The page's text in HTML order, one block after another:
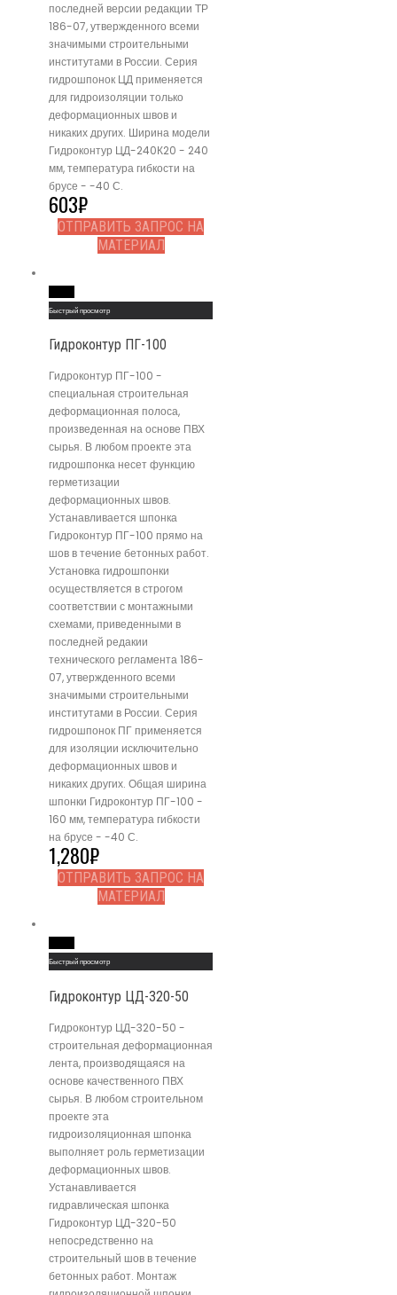
последней версии редакции ТР
186-07, утвержденного всеми
значимыми строительными
институтами в России. Серия
гидрошпонок ЦД применяется
для гидроизоляции только
деформационных швов и
никаких других. Ширина модели
Гидроконтур ЦД-240К20 - 240
мм, температура гибкости на
брусе - -40 С.
603₽
ОТПРАВИТЬ ЗАПРОС НА
МАТЕРИАЛ
Быстрый просмотр
Гидроконтур ПГ-100
Гидроконтур ПГ-100 -
специальная строительная
деформационная полоса,
произведенная на основе ПВХ
сырья. В любом проекте эта
гидрошпонка несет функцию
герметизации
деформационных швов.
Устанавливается шпонка
Гидроконтур ПГ-100 прямо на
шов в течение бетонных работ.
Установка гидрошпонки
осуществляется в строгом
соответствии с монтажными
схемами, приведенными в
последней редакии
технического регламента 186-
07, утвержденного всеми
значимыми строительными
институтами в России. Серия
гидрошпонок ПГ применяется
для изоляции исключительно
деформационных швов и
никаких других. Общая ширина
шпонки Гидроконтур ПГ-100 -
160 мм, температура гибкости
на брусе - -40 С.
1,280₽
ОТПРАВИТЬ ЗАПРОС НА
МАТЕРИАЛ
Быстрый просмотр
Гидроконтур ЦД-320-50
Гидроконтур ЦД-320-50 -
строительная деформационная
лента, производящаяся на
основе качественного ПВХ
сырья. В любом строительном
проекте эта
гидроизоляционная шпонка
выполняет роль герметизации
деформационных швов.
Устанавливается
гидравлическая шпонка
Гидроконтур ЦД-320-50
непосредственно на
строительный шов в течение
бетонных работ. Монтаж